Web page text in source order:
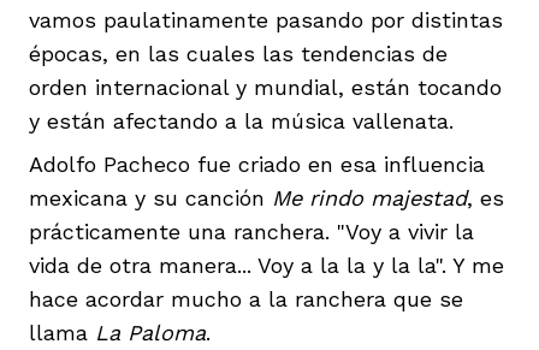
vamos paulatinamente pasando por distintas
épocas, en las cuales las tendencias de
orden internacional y mundial, están tocando
y están afectando a la música vallenata.
Adolfo Pacheco fue criado en esa influencia
mexicana y su canción Me rindo majestad, es
prácticamente una ranchera. "Voy a vivir la
vida de otra manera... Voy a la la y la la". Y me
hace acordar mucho a la ranchera que se
llama La Paloma.